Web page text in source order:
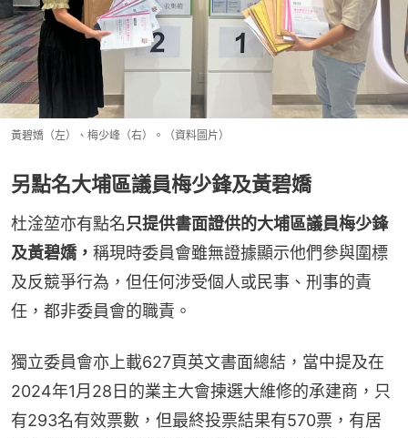
黃碧嬌（左）、梅少峰（右）。（資料圖片）
另點名大埔區議員梅少鋒及黃碧嬌
杜淦堃亦有點名只提供書面證供的大埔區議員梅少鋒
及黃碧嬌， 稱現時委員會雖無證據顯示他們參與圍標
及反競爭行為，但任何涉受個人或民事、刑事的責
任，都非委員會的職責。
獨立委員會亦上載627頁英文書面總結，當中提及在
2024年1月28日的業主大會揀選大維修的承建商，只
有293名有效票數，但最終投票結果有570票，有居